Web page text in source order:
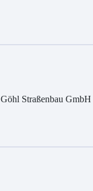
Göhl Straßenbau GmbH